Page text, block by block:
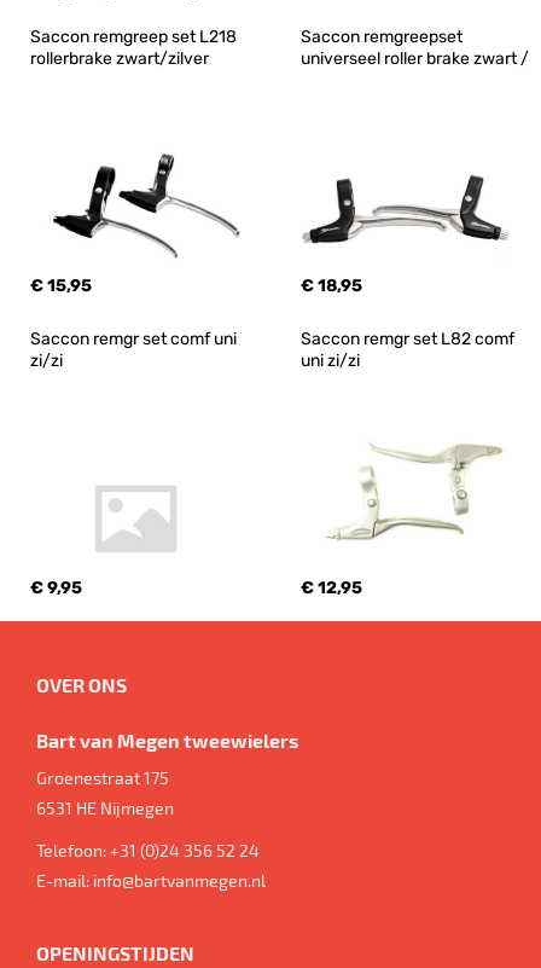
Saccon remgreep set L218
rollerbrake zwart/zilver
€ 15,95
Saccon remgreepset
universeel roller brake zwart /
€ 18,95
Saccon remgr set comf uni
zi/zi
€ 9,95
Saccon remgr set L82 comf
uni zi/zi
€ 12,95
OVER ONS
Bart van Megen tweewielers
Groenestraat 175
6531 HE Nijmegen
Telefoon:+31 (0)24 356 52 24
E-mail: info@bartvanmegen.nl
OPENINGSTIJDEN